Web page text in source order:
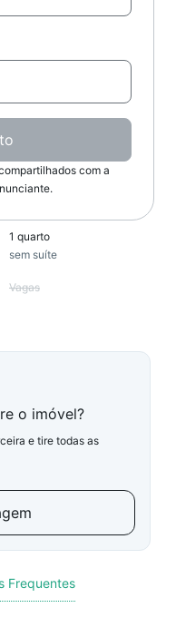
com a
1 quarto
sem suíte
Vagas
o imóvel?
e tire todas as
Frequentes